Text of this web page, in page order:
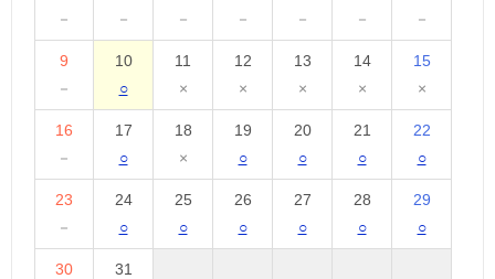
－
－
－
－
－
－
－
9
－
10
○
11
×
12
×
13
×
14
×
15
×
16
－
17
○
18
×
19
○
20
○
21
○
22
○
23
－
24
○
25
○
26
○
27
○
28
○
29
○
30
31